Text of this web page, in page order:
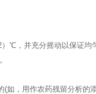
℃，并充分摇动以保证均
如，用作农药残留分析的